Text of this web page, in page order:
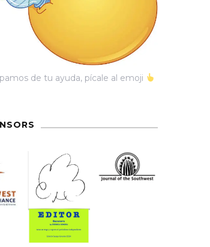
de tu ayuda, pícale al emoji